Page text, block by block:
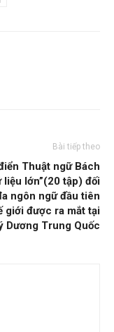
Bài tiếp theo
Thuật ngữ Bách
liệu lớn”(20 tập) đối
ngôn ngữ đầu tiên
giới được ra mắt tại
Dương Trung Quốc